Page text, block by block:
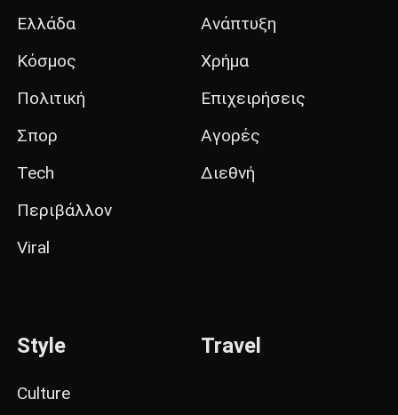
Ελλάδα
Κόσμος
Πολιτική
Σπορ
Tech
Περιβάλλον
Viral
Ανάπτυξη
Χρήμα
Επιχειρήσεις
Αγορές
Διεθνή
Style
Culture
Travel